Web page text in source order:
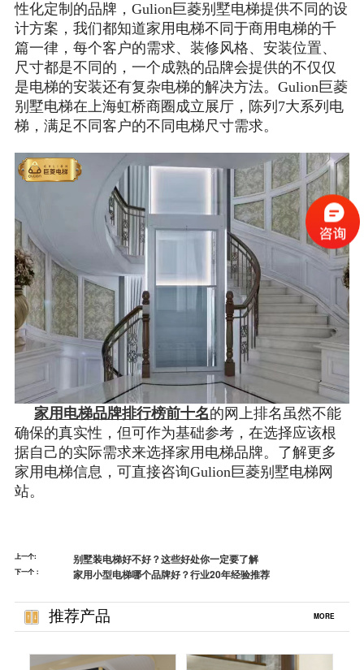
性化定制的品牌，Gulion巨菱别墅电梯提供不同的设
计方案，我们都知道家用电梯不同于商用电梯的千
篇一律，每个客户的需求、装修风格、安装位置、
尺寸都是不同的，一个成熟的品牌会提供的不仅仅
是电梯的安装还有复杂电梯的解决方法。Gulion巨菱
别墅电梯在上海虹桥商圈成立展厅，陈列7大系列电
梯，满足不同客户的不同电梯尺寸需求。
家用电梯品牌排行榜前十名的网上排名虽然不能
确保的真实性，但可作为基础参考，在选择应该根
据自己的实际需求来选择家用电梯品牌。了解更多
家用电梯信息，可直接咨询Gulion巨菱别墅电梯网
站。
上一个: 别墅装电梯好不好？这些好处你一定要了解
下一个： 家用小型电梯哪个品牌好？行业20年经验推荐
推荐产品 MORE